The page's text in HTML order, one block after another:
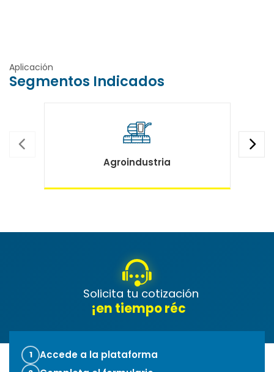
Aplicación
Segmentos Indicados
Agroindustria
Solicita tu cotización
¡en tiempo récord!
1 Accede a la plataforma